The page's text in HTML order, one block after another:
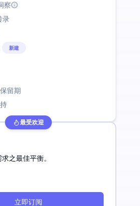
察
录
新建
留期
最受欢迎
之最佳平衡。
立即订阅